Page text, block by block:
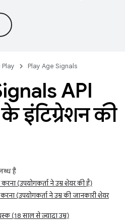
Play Play Age Signals
API
के इंटिग्रेशन की
है
(उपयोगकर्ता ने उम्र शेयर की है)
(उपयोगकर्ता ने उम्र की जानकारी शेयर
(18 साल से ज़्यादा उम्र)